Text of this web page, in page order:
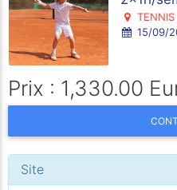
15/09/
Prix : 1,330.00
Site